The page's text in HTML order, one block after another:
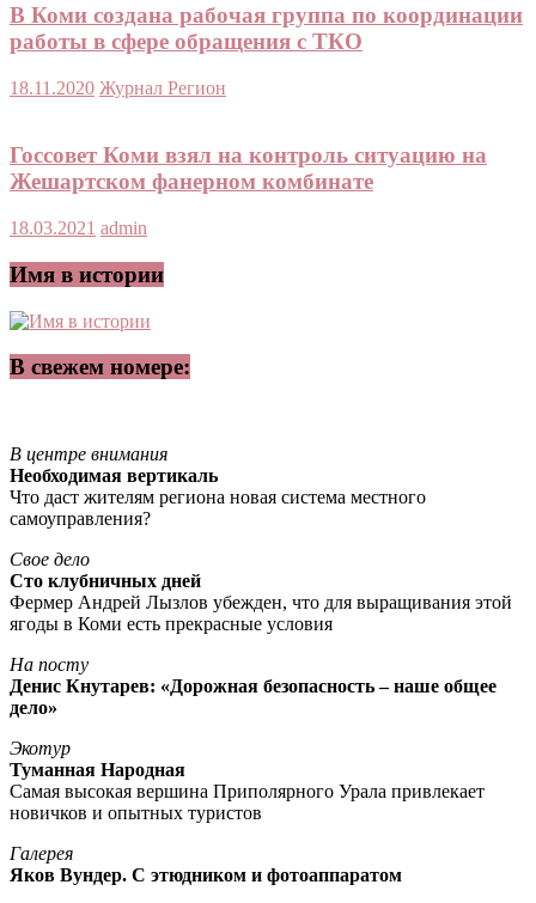
В Коми создана рабочая группа по координации
работы в сфере обращения с ТКО
18.11.2020 Журнал Регион
Госсовет Коми взял на контроль ситуацию на
Жешартском фанерном комбинате
18.03.2021 admin
Имя в истории
В свежем номере:
В центре внимания
Необходимая вертикаль
Что даст жителям региона новая система местного
самоуправления?
Свое дело
Сто клубничных дней
Фермер Андрей Лызлов убежден, что для выращивания этой
ягоды в Коми есть прекрасные условия
На посту
Денис Кнутарев: «Дорожная безопасность – наше общее
дело»
Экотур
Туманная Народная
Самая высокая вершина Приполярного Урала привлекает
новичков и опытных туристов
Галерея
Яков Вундер. С этюдником и фотоаппаратом